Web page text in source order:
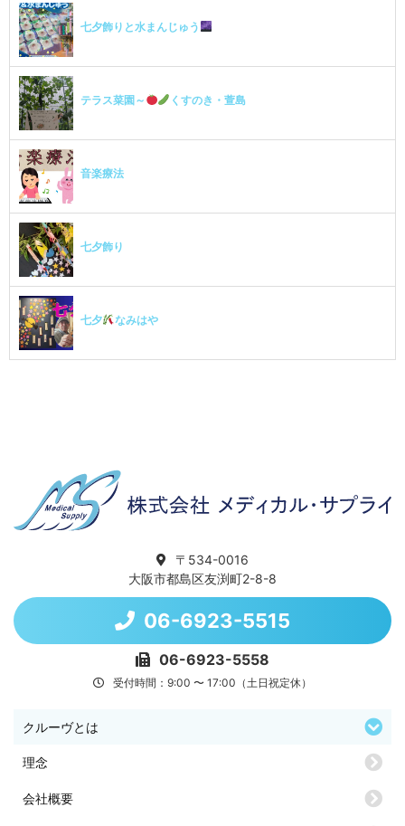
七夕飾りと水まんじゅう
テラス菜園～ くすのき・萱島
音楽療法
七夕飾り
七夕 なみはや
〒534-0016
大阪市都島区友渕町2-8-8
06-6923-5515
06-6923-5558
受付時間：9:00 〜 17:00（土日祝定休）
クルーヴとは
理念
会社概要